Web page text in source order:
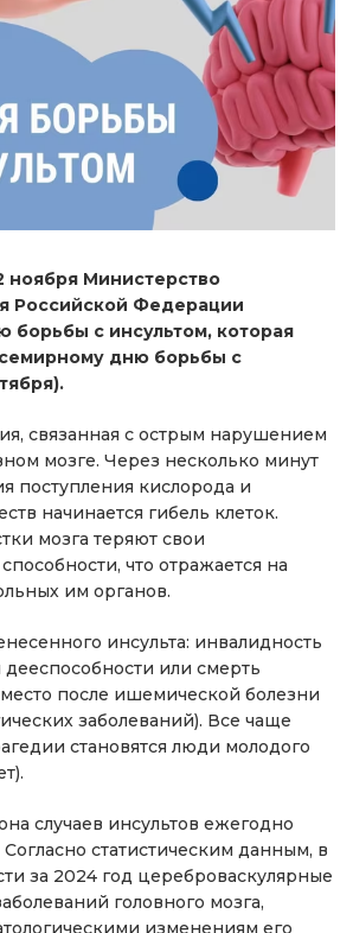
ноября Министерство
Российской Федерации
борьбы с инсультом, которая
дню борьбы с
связанная с острым нарушением
мозге. Через несколько минут
поступления кислорода и
начинается гибель клеток.
мозга теряют свои
что отражается на
им органов.
инсульта: инвалидность
или смерть
после ишемической болезни
заболеваний). Все чаще
становятся люди молодого
случаев инсультов ежегодно
статистическим данным, в
за 2024 год цереброваскулярные
головного мозга,
изменениям его